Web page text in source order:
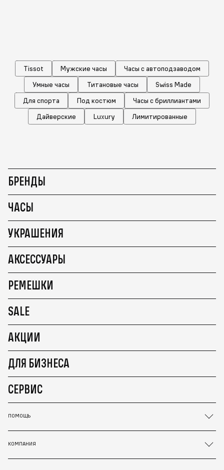
Tissot Мужские часы
Часы с автоподзаводом
Умные часы
Титановые часы
Swiss Made
Для спорта
Под костюм
Часы с бриллиантами
Дайверские
Luxury Лимитированные
БРЕНДЫ
ЧАСЫ
УКРАШЕНИЯ
АКСЕССУАРЫ
РЕМЕШКИ
SALE
АКЦИИ
ДЛЯ БИЗНЕСА
СЕРВИС
ПОМОЩЬ
КОМПАНИЯ